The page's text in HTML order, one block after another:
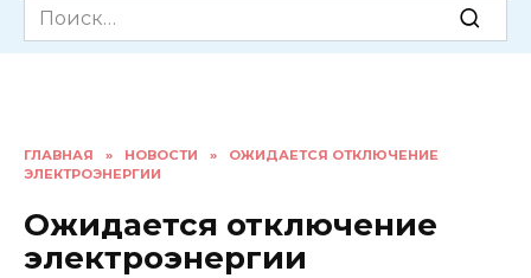
Search
for:
ГЛАВНАЯ » НОВОСТИ »
ОЖИДАЕТСЯ ОТКЛЮЧЕНИЕ
ЭЛЕКТРОЭНЕРГИИ
Ожидается отключение
электроэнергии